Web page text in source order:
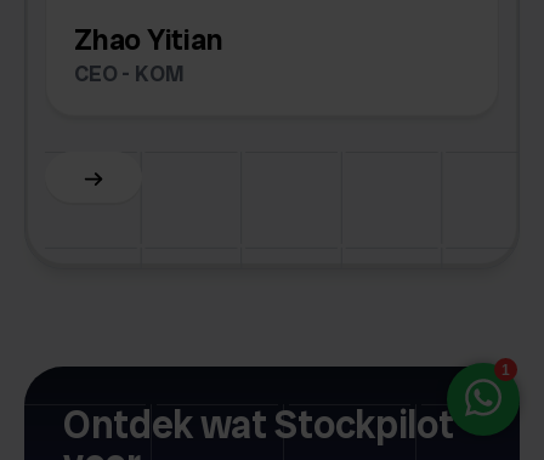
Zhao Yitian
CEO - KOM
Slide 6 of 6.
Ontdek wat Stockpilot